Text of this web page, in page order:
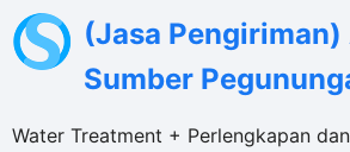
(Jasa
Sumber
Water Treatment + Perlengkapan